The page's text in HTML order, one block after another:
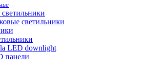
светильники
LED downlight
панели